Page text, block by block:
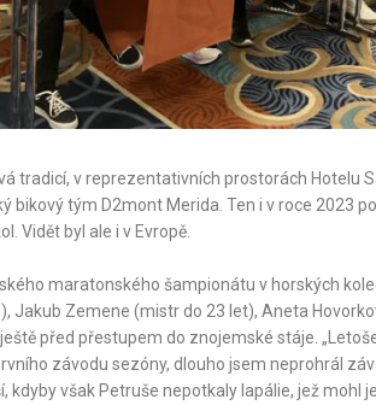
tradicí, v reprezentativních prostorách Hotelu
bikový tým D2mont Merida. Ten i v roce 2023
Vidět byl ale i v Evropě.
maratonského šampionátu v horských
Jakub Zemene (mistr do 23 let), Aneta
před přestupem do znojemské stáje.
závodu sezóny, dlouho jsem neprohrál
kdyby však Petruše nepotkaly lapálie, jež mohl